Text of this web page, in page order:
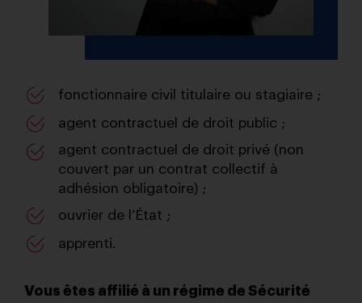
fonctionnaire civil titulaire ou stagiaire ;
agent contractuel de droit public ;
agent contractuel de droit privé (non
couvert par un contrat collectif à
adhésion obligatoire) ;
ouvrier de l’État ;
apprenti.
Vous êtes affilié à un régime de Sécurité